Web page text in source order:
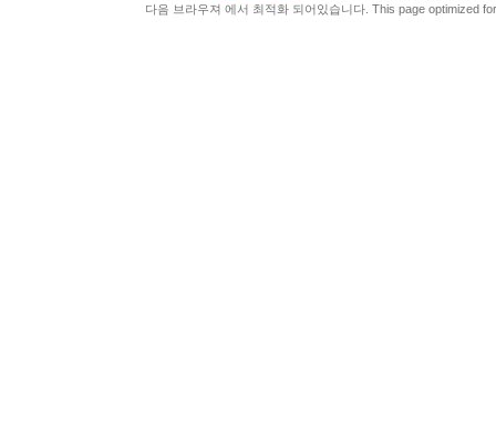
다음 브라우져 에서 최적화 되어있습니다. This page optimized